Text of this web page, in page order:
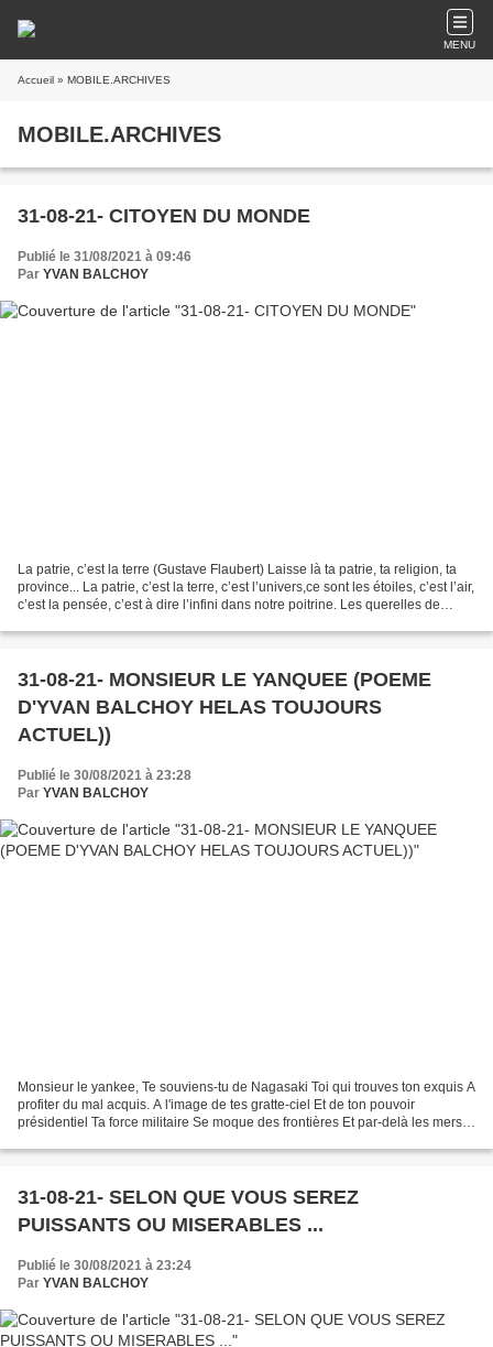
MENU
Accueil » MOBILE.ARCHIVES
MOBILE.ARCHIVES
31-08-21- CITOYEN DU MONDE
Publié le 31/08/2021 à 09:46
Par YVAN BALCHOY
La patrie, c’est la terre (Gustave Flaubert) Laisse là ta patrie, ta religion, ta
province... La patrie, c’est la terre, c’est l’univers,ce sont les étoiles, c’est l’air,
c’est la pensée, c’est à dire l’infini dans notre poitrine. Les querelles de
31-08-21- MONSIEUR LE YANQUEE (POEME
D'YVAN BALCHOY HELAS TOUJOURS
ACTUEL))
Publié le 30/08/2021 à 23:28
Par YVAN BALCHOY
Monsieur le yankee, Te souviens-tu de Nagasaki Toi qui trouves ton exquis A
profiter du mal acquis. A l'image de tes gratte-ciel Et de ton pouvoir
présidentiel Ta force militaire Se moque des frontières Et par-delà les mers
31-08-21- SELON QUE VOUS SEREZ
PUISSANTS OU MISERABLES ...
Publié le 30/08/2021 à 23:24
Par YVAN BALCHOY